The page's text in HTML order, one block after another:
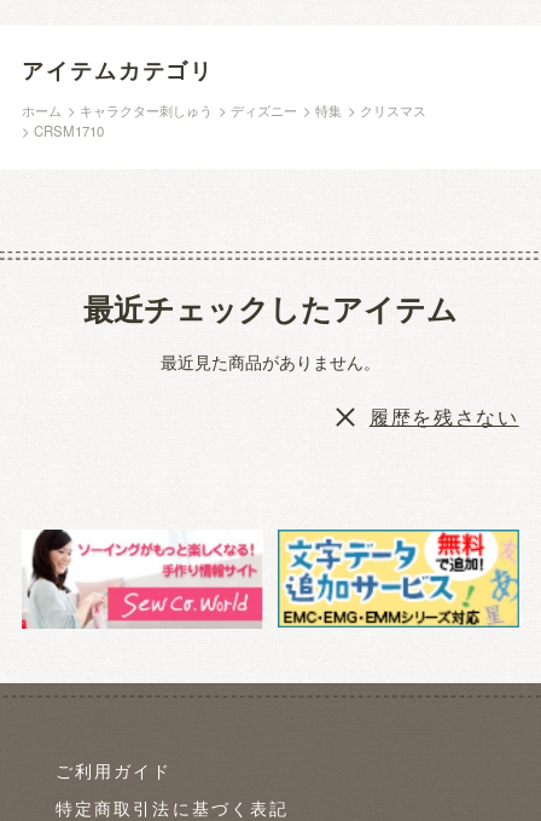
アイテムカテゴリ
ホーム > キャラクター刺しゅう >ディズニー >特集 > クリスマス
>CRSM1710
最近チェックしたアイテム
最近見た商品がありません。
履歴を残さない
ご利用ガイド
特定商取引法に基づく表記